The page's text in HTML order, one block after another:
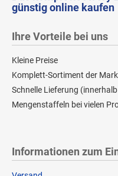
günstig online kaufen
Ihre Vorteile bei uns
Kleine Preise
Komplett-Sortiment der
Schnelle Lieferung
Mengenstaffeln bei vielen
Informationen zum